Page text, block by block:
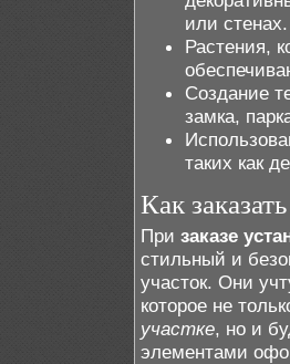
или стенах.
Растения,
Создание
замка,
таких как
Как
При заказе
стильный и
участок. Они
которое не
участке, но и
элементами